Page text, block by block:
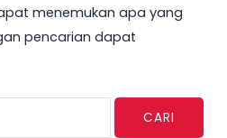
menemukan apa yang
pencarian dapat